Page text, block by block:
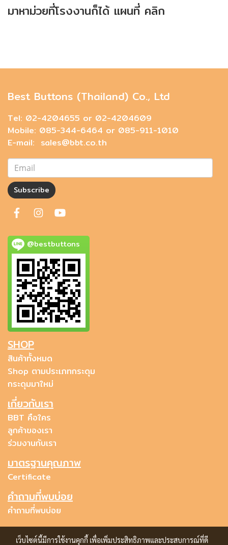
มาหาม่วยที่โรงงานก็ได้ แผนที่ คลิก
Best Buttons (Thailand) Co., Ltd
Tel: 02-4204655 or 02-4204609
Mobile: 085-344-6464 or 085-911-1010
E-mail: sales@bbt.co.th
Subscribe
@bestbuttons
SHOP
สินค้าทั้งหมด
Shop ตามประเภทกระดุม
กระดุมมาใหม่
เกี่ยวกับเรา
BBT คือใคร
ลูกค้าของเรา
ร่วมงานกับเรา
มาตรฐานคุณภาพ
Certificate
คำถามที่พบบ่อย
คำถามที่พบบ่อย
เว็บไซต์นี้มีการใช้งานคุกกี้ เพื่อเพิ่มประสิทธิภาพและประสบการณ์ที่ดี